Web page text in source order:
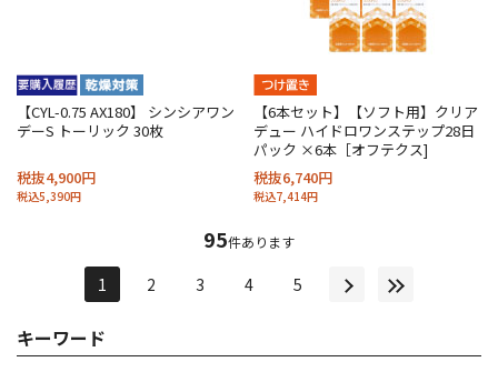
【CYL-0.75 AX180】 シンシアワン
デーS トーリック 30枚
税抜4,900円
税込5,390円
【6本セット】【ソフト用】クリア
デュー ハイドロワンステップ28日
パック ×6本［オフテクス]
税抜6,740円
税込7,414円
95件あります
1 2 3 4 5
キーワード